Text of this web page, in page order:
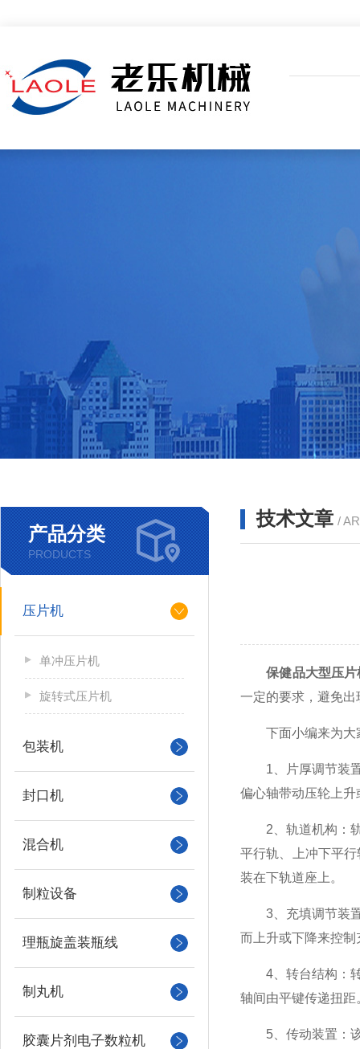
产品分类
PRODUCTS
压片机
单冲压片机
旋转式压片机
包装机
封口机
混合机
制粒设备
理瓶旋盖装瓶线
制丸机
胶囊片剂电子数粒机
技术文章 /
保健品大型压片
一定的要求，避免
下面小编来为大
1、片厚调节装置
偏心轴带动压轮上
2、轨道机构：轨
平行轨、上冲下平
装在下轨道座上。
3、充填调节装置
而上升或下降来控
4、转台结构：转
轴间由平键传递扭
5、传动装置：该